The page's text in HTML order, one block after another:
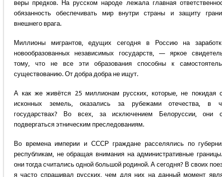
веры предков. На русском народе лежала главная
обязанность обеспечивать мир внутри страны и защиту
внешнего врага.
Миллионы мигрантов, едущих сегодня в Россию на
новообразованных независимых государств, — яркое
тому, что не все эти образования способны к
существованию. От добра добра не ищут.
А как же живётся 25 миллионам русских, которые, не покидая
исконных земель, оказались за рубежами отечества, в
государствах? Во всех, за исключением Белоруссии, они
подвергаться этническим преследованиям.
Во времена империи и СССР граждане расселялись по
республикам, не обращая внимания на административные
они тогда считались одной большой родиной. А сегодня? В своих
я часто спрашивал русских, чем для них на данный момент